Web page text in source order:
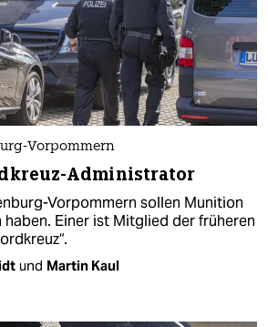
Vorpommern
Administrator
Vorpommern sollen Munition
Einer ist Mitglied der früheren
und Martin Kaul